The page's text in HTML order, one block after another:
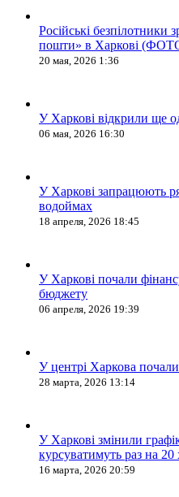
Російські безпілотники
пошти» в Харкові
20 мая, 2026 1:36
У Харкові відкрили ще
06 мая, 2026 16:30
У Харкові запрацюють
водоймах
18 апреля, 2026 18:45
У Харкові почали
бюджету
06 апреля, 2026 19:39
У центрі Харкова
28 марта, 2026 13:14
У Харкові змінили
курсуватимуть раз на
16 марта, 2026 20:59